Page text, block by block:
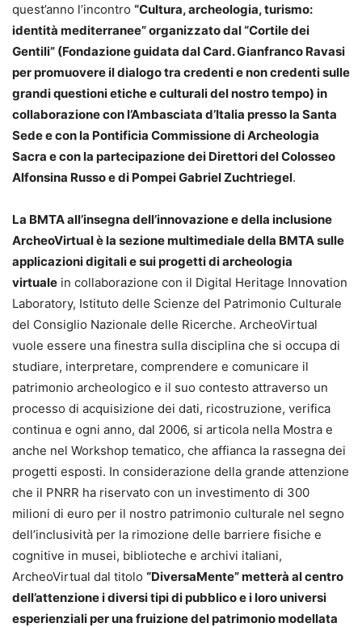
quest’anno l’incontro “Cultura, archeologia, turismo:
identità mediterranee” organizzato dal “Cortile dei
Gentili” (Fondazione guidata dal Card. Gianfranco Ravasi
per promuovere il dialogo tra credenti e non credenti sulle
grandi questioni etiche e culturali del nostro tempo) in
collaborazione con l’Ambasciata d’Italia presso la Santa
Sede e con la Pontificia Commissione di Archeologia
Sacra e con la partecipazione dei Direttori del Colosseo
Alfonsina Russo e di Pompei Gabriel Zuchtriegel.
La BMTA all’insegna dell’innovazione e della inclusione
ArcheoVirtual è la sezione multimediale della BMTA sulle
applicazioni digitali e sui progetti di archeologia
virtuale in collaborazione con il Digital Heritage Innovation
Laboratory, Istituto delle Scienze del Patrimonio Culturale
del Consiglio Nazionale delle Ricerche. ArcheoVirtual
vuole essere una finestra sulla disciplina che si occupa di
studiare, interpretare, comprendere e comunicare il
patrimonio archeologico e il suo contesto attraverso un
processo di acquisizione dei dati, ricostruzione, verifica
continua e ogni anno, dal 2006, si articola nella Mostra e
anche nel Workshop tematico, che affianca la rassegna dei
progetti esposti. In considerazione della grande attenzione
che il PNRR ha riservato con un investimento di 300
milioni di euro per il nostro patrimonio culturale nel segno
dell’inclusività per la rimozione delle barriere fisiche e
cognitive in musei, biblioteche e archivi italiani,
ArcheoVirtual dal titolo “DiversaMente” metterà al centro
dell’attenzione i diversi tipi di pubblico e i loro universi
esperienziali per una fruizione del patrimonio modellata